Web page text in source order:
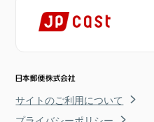
サイトのご利用について